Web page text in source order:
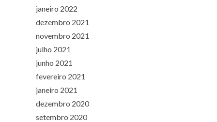
janeiro 2022
dezembro 2021
novembro 2021
julho 2021
junho 2021
fevereiro 2021
janeiro 2021
dezembro 2020
setembro 2020